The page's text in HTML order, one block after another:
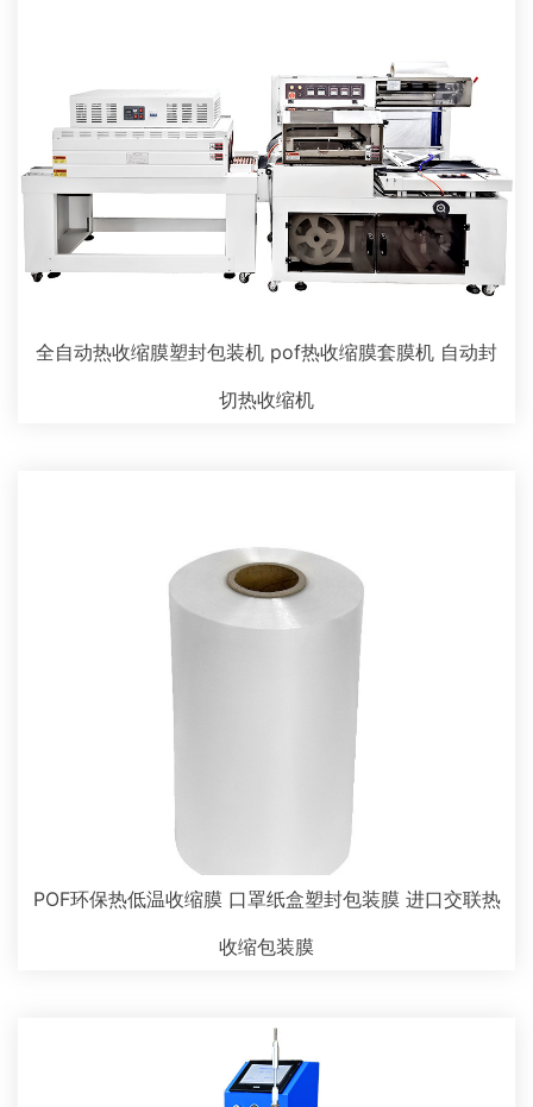
全自动热收缩膜塑封包装机 pof热收缩膜套膜机 自动封
切热收缩机
POF环保热低温收缩膜 口罩纸盒塑封包装膜 进口交联热
收缩包装膜